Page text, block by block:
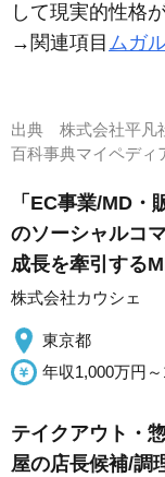
して現実的性格
→関連項目 ムガ
出典 株式会社平凡
百科事典マイペデ
「EC事業/MD
のソーシャルコ
成長を牽引する
株式会社カウシェ
東京都
年収1,000万円
テイクアウト・
屋の店長候補/調